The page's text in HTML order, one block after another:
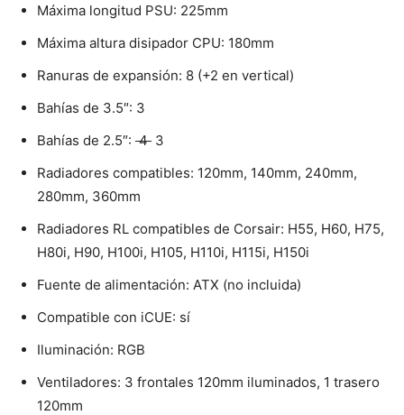
Máxima longitud PSU: 225mm
Máxima altura disipador CPU: 180mm
Ranuras de expansión: 8 (+2 en vertical)
Bahías de 3.5″: 3
Bahías de 2.5″: 4 3
Radiadores compatibles: 120mm, 140mm, 240mm,
280mm, 360mm
Radiadores RL compatibles de Corsair: H55, H60, H75,
H80i, H90, H100i, H105, H110i, H115i, H150i
Fuente de alimentación: ATX (no incluida)
Compatible con iCUE: sí
Iluminación: RGB
Ventiladores: 3 frontales 120mm iluminados, 1 trasero
120mm